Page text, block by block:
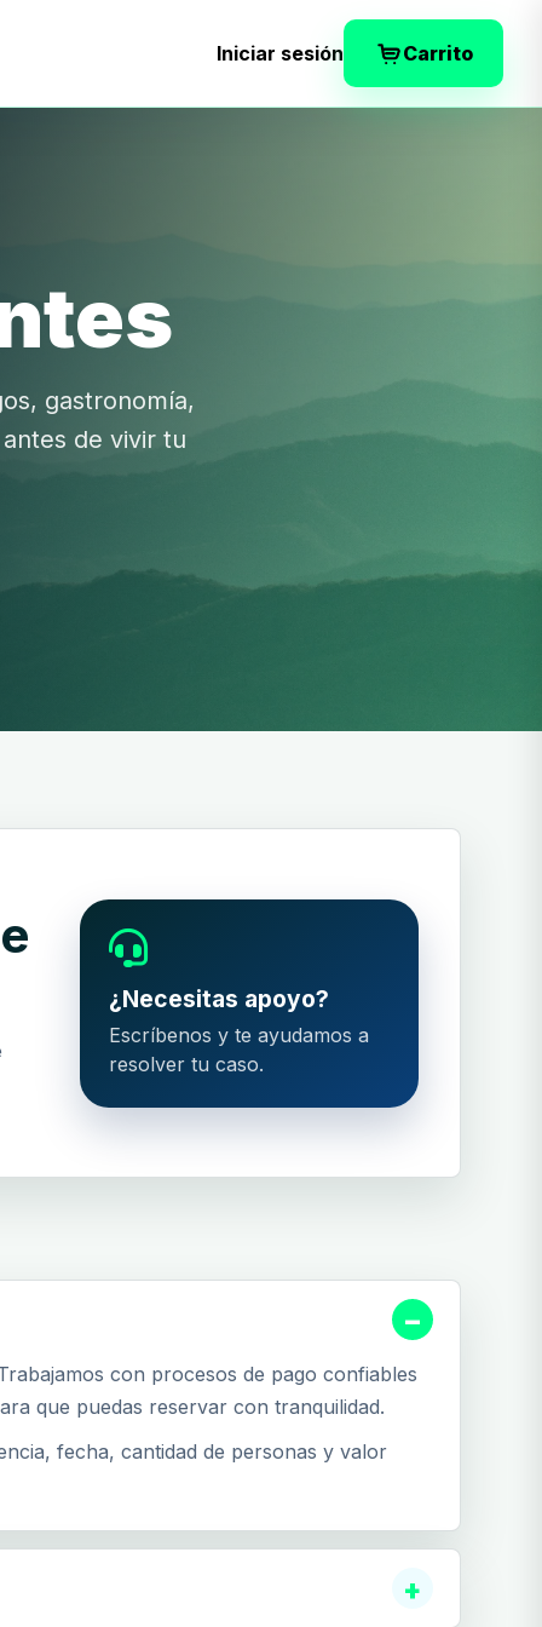
Iniciar sesión Carrito
gastronomía,
de vivir tu
¿Necesitas apoyo?
Escríbenos y te ayudamos a
resolver tu caso.
con procesos de pago confiables
que puedas reservar con tranquilidad.
fecha, cantidad de personas y valor